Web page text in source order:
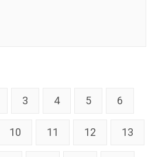
3 4 5 6
10 11 12 13